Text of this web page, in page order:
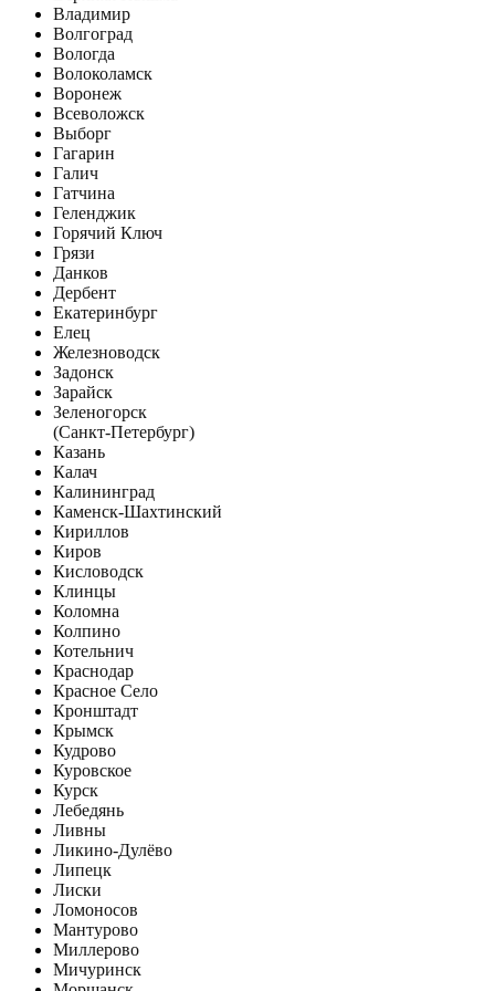
Владимир
Волгоград
Вологда
Волоколамск
Воронеж
Всеволожск
Выборг
Гагарин
Галич
Гатчина
Геленджик
Горячий Ключ
Грязи
Данков
Дербент
Екатеринбург
Елец
Железноводск
Задонск
Зарайск
Зеленогорск
(Санкт-Петербург)
Казань
Калач
Калининград
Каменск-Шахтинский
Кириллов
Киров
Кисловодск
Клинцы
Коломна
Колпино
Котельнич
Краснодар
Красное Село
Кронштадт
Крымск
Кудрово
Куровское
Курск
Лебедянь
Ливны
Ликино-Дулёво
Липецк
Лиски
Ломоносов
Мантурово
Миллерово
Мичуринск